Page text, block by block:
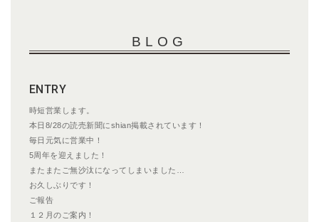
BLOG
ENTRY
時短営業します。
本日8/28の読売新聞にshian掲載されています！
毎日元気に営業中！
5周年を迎えました！
またまたご無沙汰になってしまいました…
お久しぶりです！
ご報告
１２月のご案内！